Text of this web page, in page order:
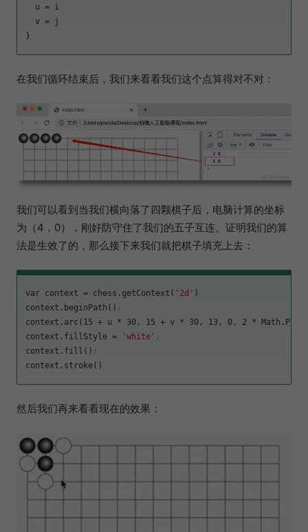
u = i
v = j
在我们循环结束后，我们来看看我们这个点算得对不对：
我们可以看到当我们横向落了四颗棋子后，电脑计算的坐标
为（4，0），刚好防守住了我们的五子互连。证明我们的算
法是生效了的，那么接下来我们就把棋子填充上去：
var context = chess.getContext( '2d' )
context.beginPath() ;
context.arc(15 + u * 30, 15 + v * 30, 13, 0, 2 * Math.PI)
context.fillStyle = 'white' ;
context.fill() ;
然后我们再来看看现在的效果：